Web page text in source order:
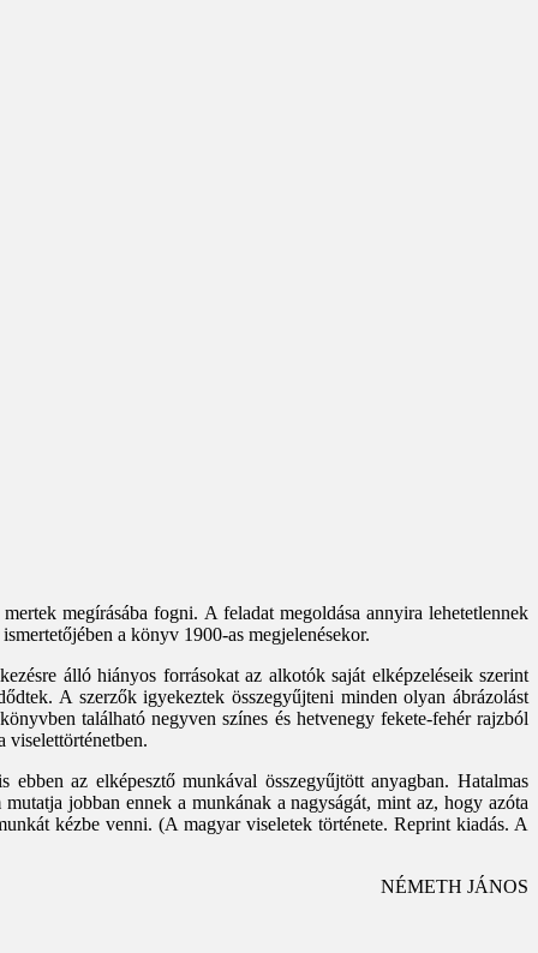
megírásába fogni. A feladat megoldása annyira lehetetlennek
a könyv 1900-as megjelenésekor.
álló hiányos forrásokat az alkotók saját elképzeléseik szerint
A szerzők igyekeztek összegyűjteni minden olyan ábrázolást
található negyven színes és hetvenegy fekete-fehér rajzból
viselettörténetben.
az elképesztő munkával összegyűjtött anyagban. Hatalmas
jobban ennek a munkának a nagyságát, mint az, hogy azóta
kézbe venni. (A magyar viseletek története. Reprint kiadás. A
NÉMETH JÁNOS